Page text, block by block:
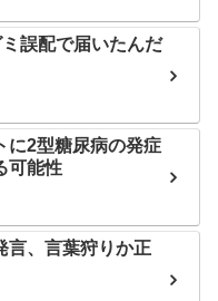
ミ誤配で届いたんだ
に2型糖尿病の発症
可能性
言、言葉狩りか正